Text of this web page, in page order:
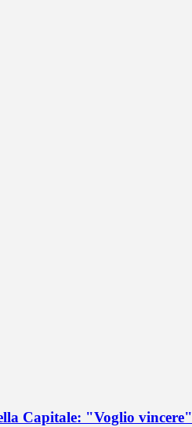
Capitale: "Voglio vincere"